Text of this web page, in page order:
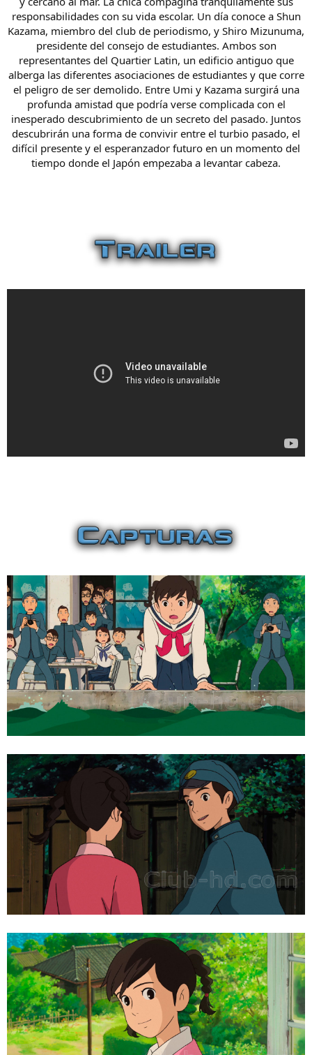
responsabilidades con su vida escolar. Un día conoce a Shun
Kazama, miembro del club de periodismo, y Shiro Mizunuma,
presidente del consejo de estudiantes. Ambos son
representantes del Quartier Latin, un edificio antiguo que
alberga las diferentes asociaciones de estudiantes y que corre
el peligro de ser demolido. Entre Umi y Kazama surgirá una
profunda amistad que podría verse complicada con el
inesperado descubrimiento de un secreto del pasado. Juntos
descubrirán una forma de convivir entre el turbio pasado, el
difícil presente y el esperanzador futuro en un momento del
tiempo donde el Japón empezaba a levantar cabeza.